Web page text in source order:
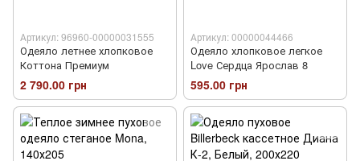
Артикул: 96960-00000031555
Одеяло летнее хлопковое
Коттона Премиум
2 790.00 грн
Артикул: 00000044466
Одеяло хлопковое легкое
Love Сердца Ярослав 8
595.00 грн